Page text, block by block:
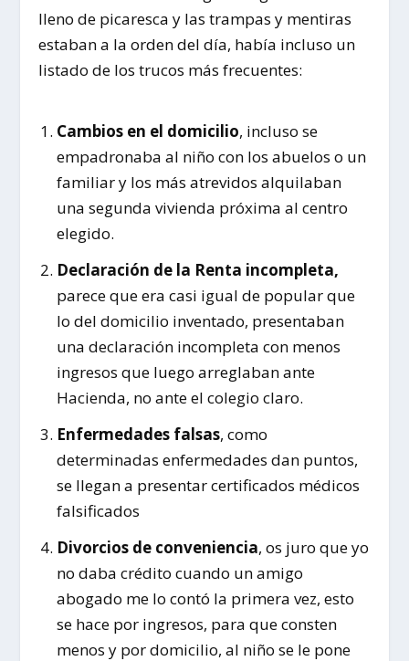
lleno de picaresca y las trampas y mentiras
estaban a la orden del día, había incluso un
listado de los trucos más frecuentes:
Cambios en el domicilio, incluso se
empadronaba al niño con los abuelos o un
familiar y los más atrevidos alquilaban
una segunda vivienda próxima al centro
elegido.
Declaración de la Renta incompleta,
parece que era casi igual de popular que
lo del domicilio inventado, presentaban
una declaración incompleta con menos
ingresos que luego arreglaban ante
Hacienda, no ante el colegio claro.
Enfermedades falsas, como
determinadas enfermedades dan puntos,
se llegan a presentar certificados médicos
falsificados
Divorcios de conveniencia, os juro que yo
no daba crédito cuando un amigo
abogado me lo contó la primera vez, esto
se hace por ingresos, para que consten
menos y por domicilio, al niño se le pone